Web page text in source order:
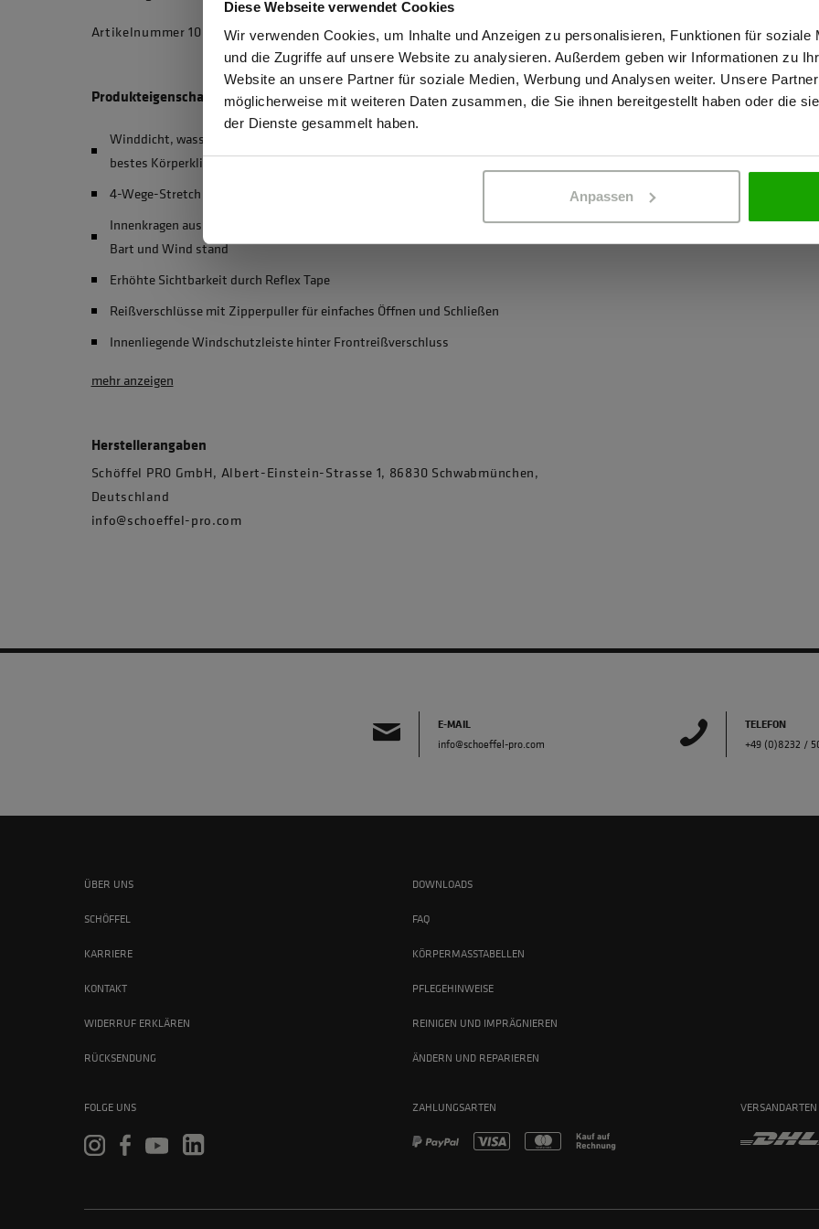
Diese Webseite verwendet Cookies
Wir verwenden Cookies, um Inhalte und Anzeigen zu personalisieren, Funktionen für soziale
und die Zugriffe auf unsere Website zu analysieren. Außerdem geben wir Informationen zu
Website an unsere Partner für soziale Medien, Werbung und Analysen weiter. Unsere
möglicherweise mit weiteren Daten zusammen, die Sie ihnen bereitgestellt haben oder die
der Dienste gesammelt haben.
Anpassen
Artikelnummer 10031474 , Modellnummer 6164
Produkteigenschaften
Winddicht, wasserabweisend und atmungsaktiv für maximalen Wetterschutz und
bestes Körperklima
4-Wege-Stretch für perfekte Bewegungsfreiheit
Innenkragen aus robustem Softshell und mit integrierter Membran - hält kratzigem
Bart und Wind stand
Erhöhte Sichtbarkeit durch Reflex Tape
Reißverschlüsse mit Zipperpuller für einfaches Öffnen und Schließen
Innenliegende Windschutzleiste hinter Frontreißverschluss
mehr anzeigen
Herstellerangaben
Schöffel PRO GmbH, Albert-Einstein-Strasse 1, 86830 Schwabmünchen,
Deutschland
info@schoeffel-pro.com
Kein Einsatz von
OEKO-TEX®
OEKO-TEX®
E-MAIL
info@schoeffel-pro.com
TELEFON
+49 (0)8232 /
ÜBER UNS
SCHÖFFEL
KARRIERE
KONTAKT
WIDERRUF ERKLÄREN
RÜCKSENDUNG
DOWNLOADS
FAQ
KÖRPERMASSTABELLEN
PFLEGEHINWEISE
REINIGEN UND IMPRÄGNIEREN
ÄNDERN UND REPARIEREN
FOLGE UNS ZAHLUNGSARTEN VERSANDARTEN
Ich bestätige, dass ich Gewerbetreibender bin. Alle Preise werden netto
GEWERBETREIBENDER PRIVATPERSON